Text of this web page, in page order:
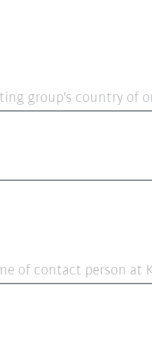
group's country of
of contact person at